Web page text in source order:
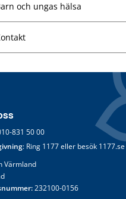
och ungas hälsa
831 50 00
: Ring 1177 eller besök 1177.se
Värmland
232100-0156